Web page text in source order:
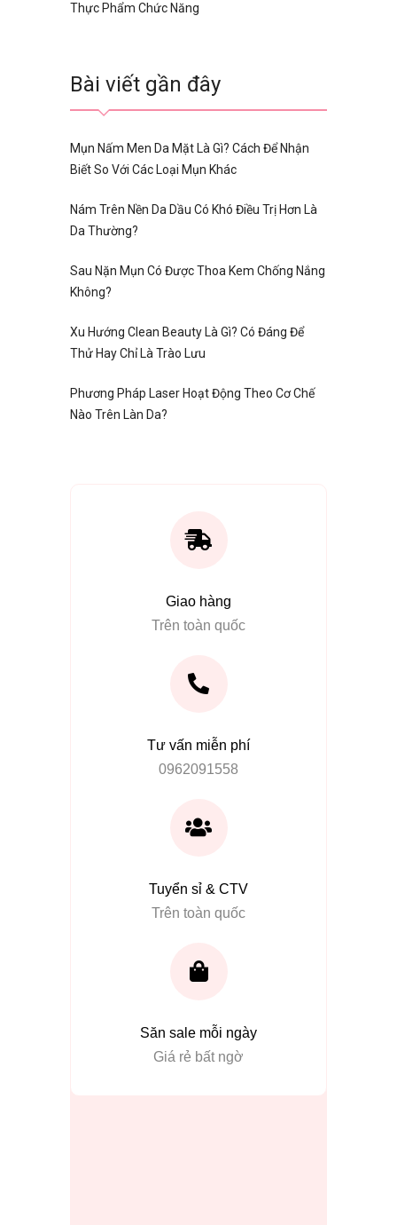
Thực Phẩm Chức Năng
Bài viết gần đây
Mụn Nấm Men Da Mặt Là Gì? Cách Để Nhận
Biết So Với Các Loại Mụn Khác
Nám Trên Nền Da Dầu Có Khó Điều Trị Hơn Là
Da Thường?
Sau Nặn Mụn Có Được Thoa Kem Chống Nắng
Không?
Xu Hướng Clean Beauty Là Gì? Có Đáng Để
Thử Hay Chỉ Là Trào Lưu
Phương Pháp Laser Hoạt Động Theo Cơ Chế
Nào Trên Làn Da?
Giao hàng
Trên toàn quốc
Tư vấn miễn phí
0962091558
Tuyển sỉ & CTV
Trên toàn quốc
Săn sale mỗi ngày
Giá rẻ bất ngờ